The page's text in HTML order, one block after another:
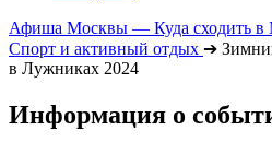
Афиша Москвы — Куда сходить в
Спорт и активный отдых ➔
в Лужниках 2024
Информация о